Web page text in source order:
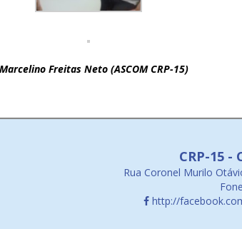
Freitas Neto (ASCOM CRP-15)
CRP-15 -
Rua Coronel Murilo
http://